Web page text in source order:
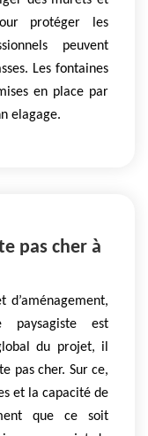
protéger les
peuvent
Les fontaines
en place par
elagage.
pas cher à
d’aménagement,
paysagiste est
du projet, il
pas cher. Sur ce,
et la capacité de
que ce soit